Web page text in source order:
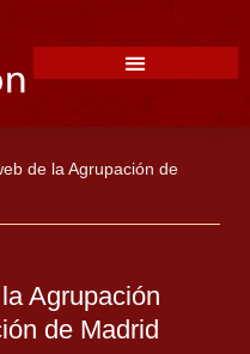
de la Agrupación de
Agrupación
de Madrid